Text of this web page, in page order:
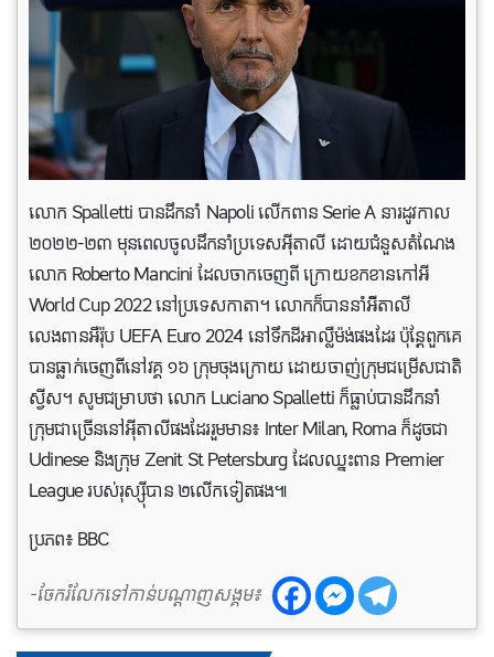
លោក Spalletti បានដឹកនាំ Napoli លើកពាន Serie A នារដូវកាល
២០២២-២៣ មុនពេលចូលដឹកនាំប្រទេសអ៊ីតាលី ដោយជំនួសតំណែង
លោក Roberto Mancini ដែលចាកចេញពី ក្រោយខកខានកៅអី
World Cup 2022 នៅប្រទេសកាតា។ លោកក៏បាននាំអ៉ីតាលី
លេងពានអឺរ៉ុប UEFA Euro 2024 នៅទឹកដីអាល្លឺម៉ង់ផងដែរ ប៉ុន្តែពួកគេ
បានធ្លាក់ចេញពីនៅវគ្គ ១៦ ក្រុមចុងក្រោយ ដោយចាញ់ក្រុមជម្រើសជាតិ
ស្វីស។ សូមជម្រាបថា លោក Luciano Spalletti ក៏ធ្លាប់បានដឹកនាំ
ក្រុមជាច្រើននៅអ៊ីតាលីផងដែររួមមាន៖ Inter Milan, Roma ក៏ដូចជា
Udinese និងក្រុម Zenit St Petersburg ដែលឈ្នះពាន Premier
League របស់រុស្ស៊ីបាន ២លើកទៀតផង៕
ប្រភព៖ BBC
-ចែករំលែកទៅកាន់បណ្តាញសង្គម៖